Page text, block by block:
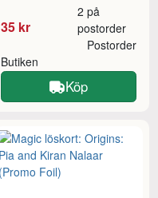
35 kr
2 på
postorder
Butiken
Postorder
Köp